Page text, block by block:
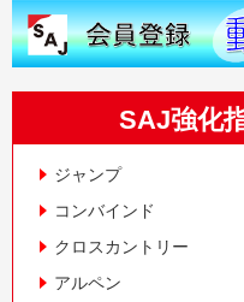
SAJ強化
ジャンプ
コンバインド
クロスカントリー
アルペン